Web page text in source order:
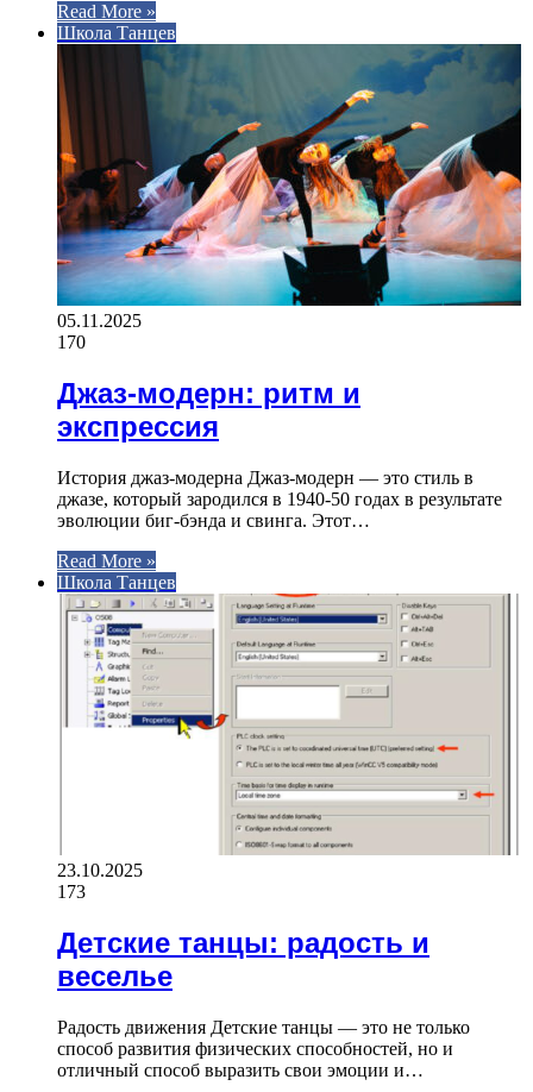
Read More »
Школа Танцев
05.11.2025
170
Джаз-модерн: ритм и
экспрессия
История джаз-модерна Джаз-модерн — это стиль в
джазе, который зародился в 1940-50 годах в результате
эволюции биг-бэнда и свинга. Этот…
Read More »
Школа Танцев
23.10.2025
173
Детские танцы: радость и
веселье
Радость движения Детские танцы — это не только
способ развития физических способностей, но и
отличный способ выразить свои эмоции и…